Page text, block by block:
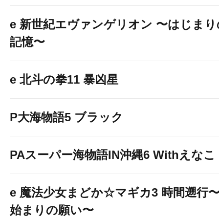
e 新世紀エヴァンゲリオン 〜はじま
記憶〜
e 北斗の拳11 暴凶星
P大海物語5 ブラック
PAスーパー海物語IN沖縄6 Withえなこ
e 魔法少女まどか☆マギカ3 時間遡行
始まりの願い〜